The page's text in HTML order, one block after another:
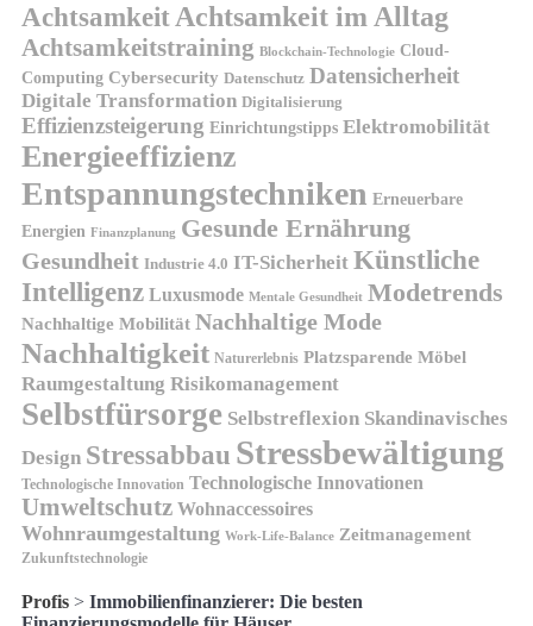
AchtsamkeitAchtsamkeit im Alltag
Achtsamkeitstraining Blockchain-Technologie Cloud-
Computing Cybersecurity Datenschutz Datensicherheit
Digitale Transformation Digitalisierung
Effizienzsteigerung Einrichtungstipps Elektromobilität
Energieeffizienz
Entspannungstechniken Erneuerbare
Energien Finanzplanung Gesunde Ernährung
Gesundheit Industrie 4.0 IT-Sicherheit Künstliche
Intelligenz Luxusmode Mentale Gesundheit Modetrends
Nachhaltige Mobilität Nachhaltige Mode
Nachhaltigkeit Naturerlebnis Platzsparende Möbel
Raumgestaltung Risikomanagement
Selbstfürsorge Selbstreflexion Skandinavisches
Design Stressabbau Stressbewältigung
Technologische Innovation Technologische Innovationen
Umweltschutz Wohnaccessoires
Wohnraumgestaltung Work-Life-Balance Zeitmanagement
Zukunftstechnologie
Profis > Immobilienfinanzierer: Die besten